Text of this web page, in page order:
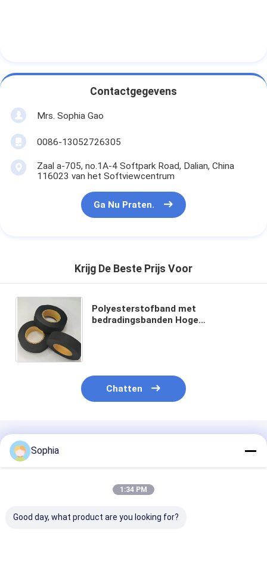
Contactgegevens
Mrs. Sophia Gao
0086-13052726305
Zaal a-705, no.1A-4 Softpark Road, Dalian, China
116023 van het Softviewcentrum
Ga Nu Praten.
Krijg De Beste Prijs Voor
Polyesterstofband met
bedradingsbanden Hoge
Chatten
Geadviseerde Producten
Sophia
1:34 PM
Good day, what product are you looking for?